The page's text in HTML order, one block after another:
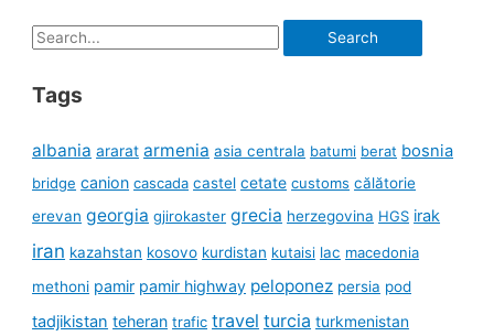
Search
Tags
albania ararat armenia asia centrala batumi berat bosnia
bridge canion cascada castel cetate customs călătorie
erevan georgia gjirokaster grecia herzegovina HGS irak
iran kazahstan kosovo kurdistan kutaisi lac macedonia
methoni pamir pamir highway peloponez persia pod
tadjikistan teheran trafic travel turcia turkmenistan